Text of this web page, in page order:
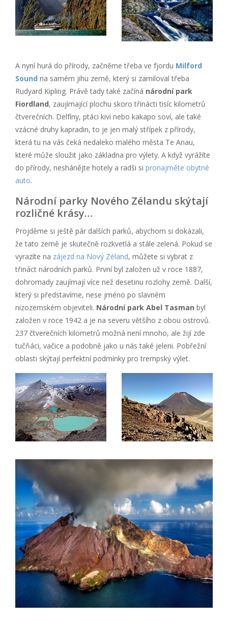
A nyní hurá do přírody, začněme třeba ve fjordu Milford
Sound na samém jihu země, který si zamiloval třeba
Rudyard Kipling. Právě tady také začíná národní park
Fiordland, zaujímající plochu skoro třinácti tisíc kilometrů
čtverečních. Delfíny, ptáci kivi nebo kakapo soví, ale také
vzácné druhy kapradin, to je jen malý střípek z přírody,
která tu na vás čeká nedaleko malého města Te Anau,
které může sloužit jako základna pro výlety. A když vyrážíte
do přírody, neshánějte hotely a radši si pronajměte obytné
auto.
Národní parky Nového Zélandu skýtají
rozličné krásy…
Projděme si ještě pár dalších parků, abychom si dokázali,
že tato země je skutečně rozkvetlá a stále zelená. Pokud se
vyrazíte na zájezd na Nový Zéland, můžete si vybrat z
třináct národních parků. První byl založen už v roce 1887,
dohromady zaujímají více než desetinu rozlohy země. Další,
který si představíme, nese jméno po slavném
nizozemském objeviteli. Národní park Abel Tasman byl
založen v roce 1942 a je na severu většího z obou ostrovů.
237 čtverečních kilometrů možná není mnoho, ale žijí zde
tučňáci, vačice a podobně jako u nás také jeleni. Pobřežní
oblasti skýtají perfektní podmínky pro trempský výlet.